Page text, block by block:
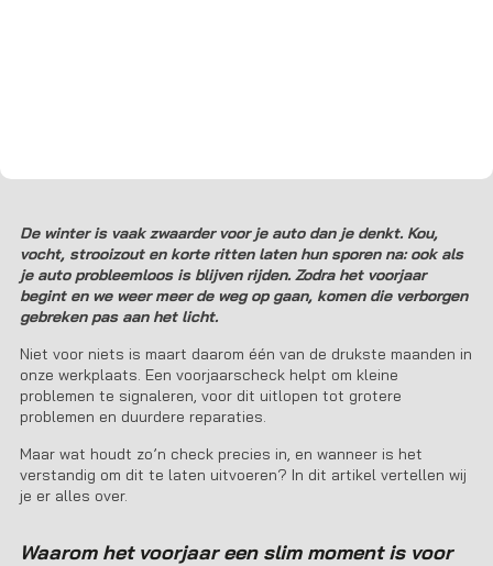
De winter is vaak zwaarder voor je auto dan je denkt. Kou,
vocht, strooizout en korte ritten laten hun sporen na: ook als
je auto probleemloos is blijven rijden. Zodra het voorjaar
begint en we weer meer de weg op gaan, komen die verborgen
gebreken pas aan het licht.
Niet voor niets is maart daarom één van de drukste maanden in
onze werkplaats. Een voorjaarscheck helpt om kleine
problemen te signaleren, voor dit uitlopen tot grotere
problemen en duurdere reparaties.
Maar wat houdt zo’n check precies in, en wanneer is het
verstandig om dit te laten uitvoeren? In dit artikel vertellen wij
je er alles over.
Waarom het voorjaar een slim moment is voor